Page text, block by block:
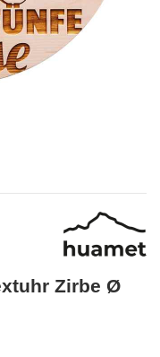
Zirbe Ø